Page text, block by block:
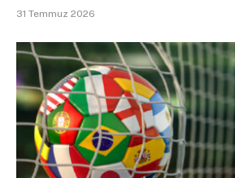
31 Temmuz 2026